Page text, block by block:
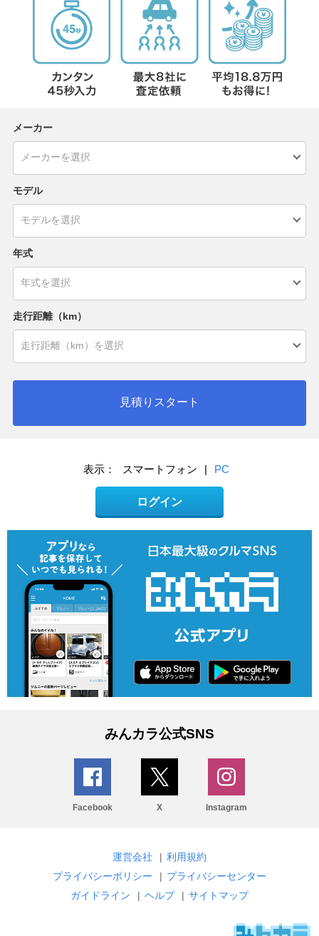
メーカー
モデル
年式
走行距離（km）
見積りスタート
表示： スマートフォン | PC
ログイン
みんカラ公式SNS
Facebook X Instagram
運営会社 | 利用規約
プライバシーポリシー
| プライバシーセンター
ガイドライン
| ヘルプ | サイトマップ